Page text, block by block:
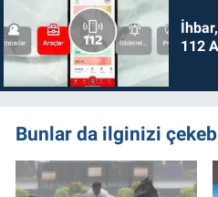
112
Bunlar da ilginizi